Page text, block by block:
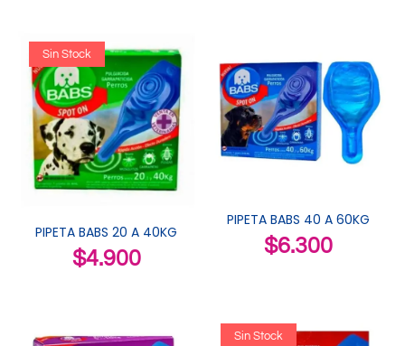
Sin Stock
PIPETA BABS 20 A 40KG
$4.900
PIPETA BABS 40 A 60KG
$6.300
Sin Stock